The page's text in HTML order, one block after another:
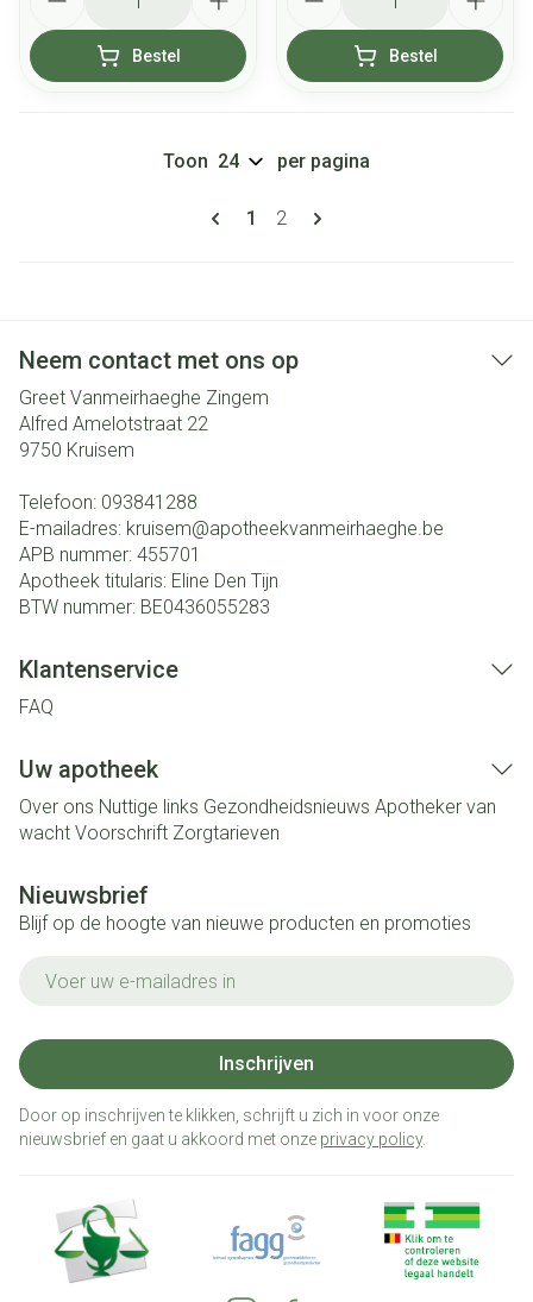
Bestel Bestel
Pagina's
U lees momenteel pagina
1 Pagina
2
Toon per pagina
Neem contact met ons op
Greet Vanmeirhaeghe Zingem
Alfred Amelotstraat 22
9750 Kruisem
Telefoon: 093841288
E-mailadres: kruisem@apotheekvanmeirhaeghe.be
APB nummer: 455701
Apotheek titularis: Eline Den Tijn
BTW nummer: BE0436055283
Klantenservice
FAQ
Uw apotheek
Over ons Nuttige links Gezondheidsnieuws Apotheker van
wacht Voorschrift Zorgtarieven
Nieuwsbrief
Blijf op de hoogte van nieuwe producten en promoties
Inschrijven
Door op inschrijven te klikken, schrijft u zich in voor onze
nieuwsbrief en gaat u akkoord met onze privacy policy.